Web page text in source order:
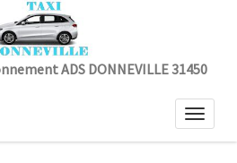
ADS DONNEVILLE 31450
Toggle